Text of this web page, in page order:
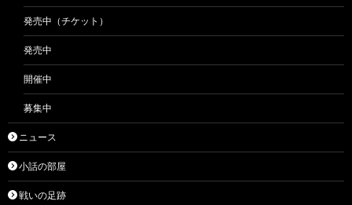
発売中（チケット）
発売中
開催中
募集中
ニュース
小話の部屋
戦いの足跡